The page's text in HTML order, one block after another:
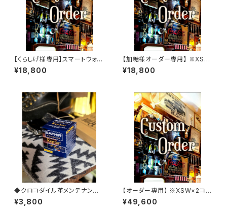
【くらしげ様専用】スマートウォレ
ット
¥18,800
【加糖様オーダー専用】 ※XSW
カスタム
¥18,800
◆クロコダイル革メンテナンス
【レプタイルクリーム】◆
¥3,800
【オーダー専用】 ※XSW×2コー
ドバンカスタムモデル
¥49,600